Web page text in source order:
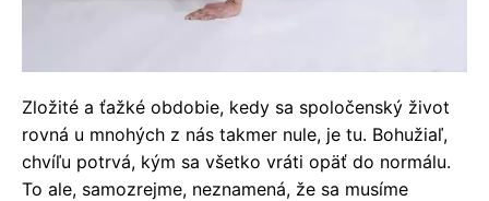
Zložité a ťažké obdobie, kedy sa spoločenský život
rovná u mnohých z nás takmer nule, je tu. Bohužiaľ,
chvíľu potrvá, kým sa všetko vráti opäť do normálu.
To ale, samozrejme, neznamená, že sa musíme